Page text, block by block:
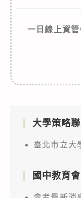
一日線上資
大學策略
臺北市立大
國中教育